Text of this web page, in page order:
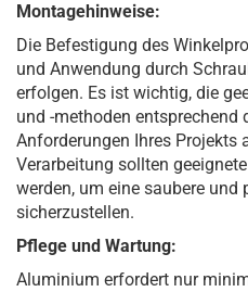
Montagehinweise:
Die Befestigung des
und Anwendung durch
erfolgen. Es ist wichtig, die
und -methoden entsprechend
Anforderungen Ihres Projekts
Verarbeitung sollten
werden, um eine saubere und
sicherzustellen.
Pflege und Wartung:
Aluminium erfordert nur